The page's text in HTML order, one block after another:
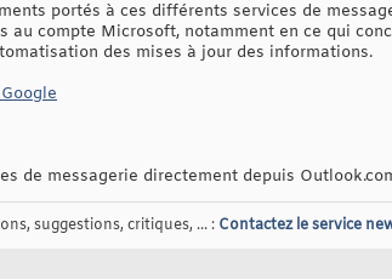
portés à ces différents services de
au compte Microsoft, notamment en ce qui
des mises à jour des informations.
de messagerie directement depuis
suggestions, critiques, ... : Contactez le service